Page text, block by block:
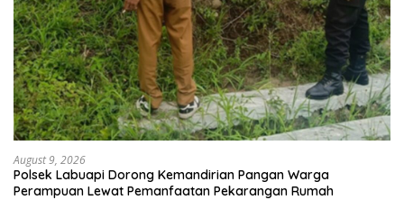
August 9, 2026
Polsek Labuapi Dorong Kemandirian Pangan Warga
Perampuan Lewat Pemanfaatan Pekarangan Rumah